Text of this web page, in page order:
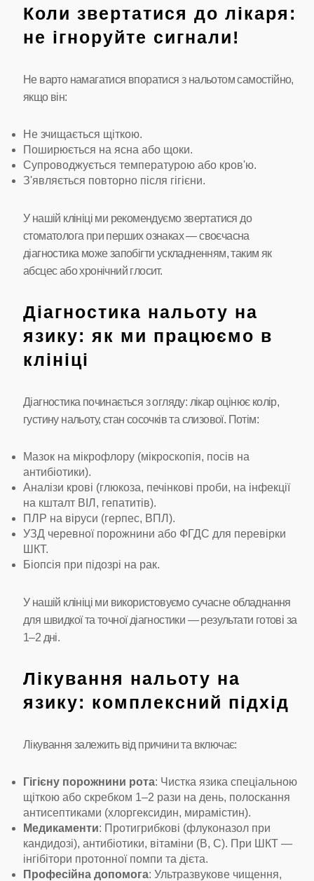
Коли звертатися до лікаря:
не ігноруйте сигнали!
Не варто намагатися впоратися з нальотом самостійно,
якщо він:
Не зчищається щіткою.
Поширюється на ясна або щоки.
Супроводжується температурою або кров'ю.
З'являється повторно після гігієни.
У нашій клініці ми рекомендуємо звертатися до
стоматолога при перших ознаках — своєчасна
діагностика може запобігти ускладненням, таким як
абсцес або хронічний глосит.
Діагностика нальоту на
язику: як ми працюємо в
клініці
Діагностика починається з огляду: лікар оцінює колір,
густину нальоту, стан сосочків та слизової. Потім:
Мазок на мікрофлору (мікроскопія, посів на
антибіотики).
Аналізи крові (глюкоза, печінкові проби, на інфекції
на кшталт ВІЛ, гепатитів).
ПЛР на віруси (герпес, ВПЛ).
УЗД черевної порожнини або ФГДС для перевірки
ШКТ.
Біопсія при підозрі на рак.
У нашій клініці ми використовуємо сучасне обладнання
для швидкої та точної діагностики — результати готові за
1–2 дні.
Лікування нальоту на
язику: комплексний підхід
Лікування залежить від причини та включає:
Гігієну порожнини рота: Чистка язика спеціальною
щіткою або скребком 1–2 рази на день, полоскання
антисептиками (хлоргексидин, мирамістин).
Медикаменти: Протигрибкові (флуконазол при
кандидозі), антибіотики, вітаміни (B, C). При ШКТ —
інгібітори протонної помпи та дієта.
Професійна допомога: Ультразвукове чищення,